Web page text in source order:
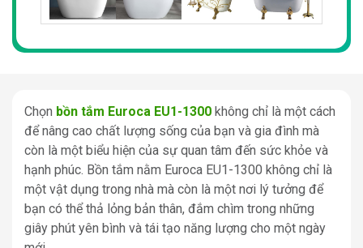
Chọn bồn tắm Euroca EU1-1300 không chỉ là một cách
để nâng cao chất lượng sống của bạn và gia đình mà
còn là một biểu hiện của sự quan tâm đến sức khỏe và
hạnh phúc. Bồn tắm nằm Euroca EU1-1300 không chỉ là
một vật dụng trong nhà mà còn là một nơi lý tưởng để
bạn có thể thả lỏng bản thân, đắm chìm trong những
giây phút yên bình và tái tạo năng lượng cho một ngày